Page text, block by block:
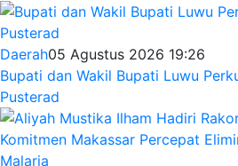
Daerah05 Agustus 2026 19:26
Bupati dan Wakil Bupati Luwu
Pusterad